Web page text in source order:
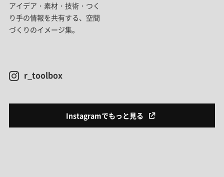
アイデア・素材・技術・つく
り手の情報を共有する、空間
づくりのイメージ集。
r_toolbox
Instagramでもっと見る